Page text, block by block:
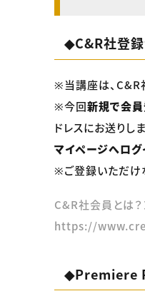
◆C&R社登録
※当講座は、C&R
※今回新規で会
ドレスにお送りし
マイページへログ
※ご登録いただけ
C&R社会員とは？
https://
◆Premiere